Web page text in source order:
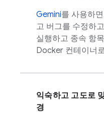
Gemini를 사용하
고 버그를 수정하
실행하고 종속 항
Docker 컨테이너
익숙하고 고도로
경